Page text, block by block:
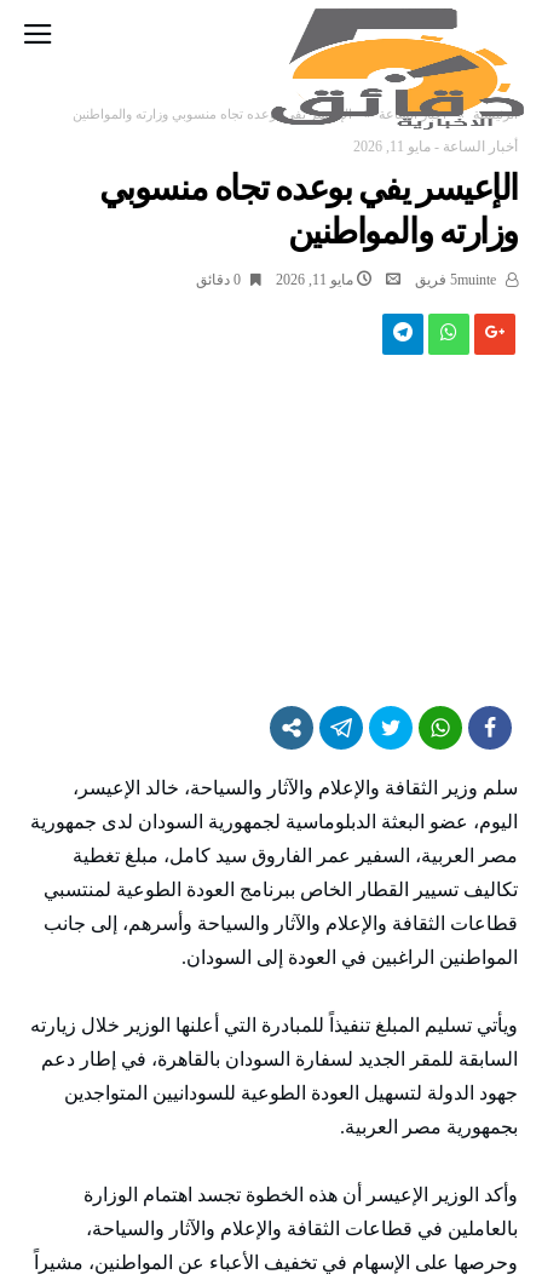
‫الرئيسية‬ أخبار الساعة الإعيسر يفي بوعده تجاه منسوبي وزارته والمواطنين
أخبار الساعة - مايو 11, 2026
الإعيسر يفي بوعده تجاه منسوبي
وزارته والمواطنين
مايو 11, 2026 0 ‫دقائق‬
سلم وزير الثقافة والإعلام والآثار والسياحة، خالد الإعيسر،
اليوم، عضو البعثة الدبلوماسية لجمهورية السودان لدى جمهورية
مصر العربية، السفير عمر الفاروق سيد كامل، مبلغ تغطية
تكاليف تسيير القطار الخاص ببرنامج العودة الطوعية لمنتسبي
قطاعات الثقافة والإعلام والآثار والسياحة وأسرهم، إلى جانب
المواطنين الراغبين في العودة إلى السودان.
ويأتي تسليم المبلغ تنفيذاً للمبادرة التي أعلنها الوزير خلال زيارته
السابقة للمقر الجديد لسفارة السودان بالقاهرة، في إطار دعم
جهود الدولة لتسهيل العودة الطوعية للسودانيين المتواجدين
بجمهورية مصر العربية.
وأكد الوزير الإعيسر أن هذه الخطوة تجسد اهتمام الوزارة
بالعاملين في قطاعات الثقافة والإعلام والآثار والسياحة،
وحرصها على الإسهام في تخفيف الأعباء عن المواطنين، مشيراً